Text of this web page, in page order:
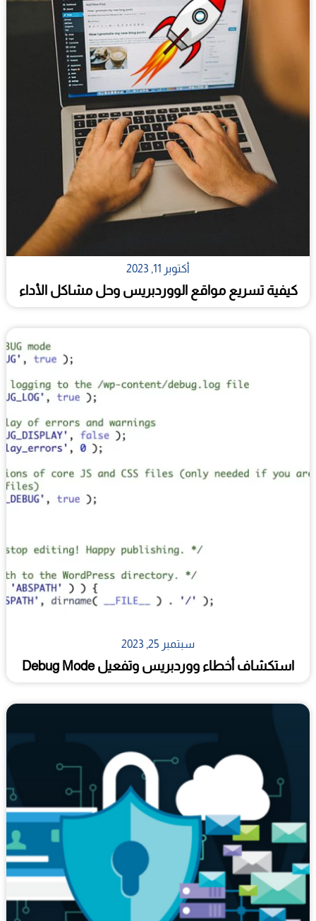
أكتوبر 11, 2023
كيفية تسريع مواقع الووردبريس وحل مشاكل الأداء
سبتمبر 25, 2023
استكشاف أخطاء ووردبريس وتفعيل Debug Mode